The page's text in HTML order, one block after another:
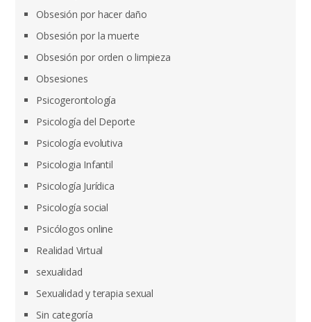
Obsesión por hacer daño
Obsesión por la muerte
Obsesión por orden o limpieza
Obsesiones
Psicogerontología
Psicología del Deporte
Psicología evolutiva
Psicologia Infantil
Psicología Jurídica
Psicología social
Psicólogos online
Realidad Virtual
sexualidad
Sexualidad y terapia sexual
Sin categoría